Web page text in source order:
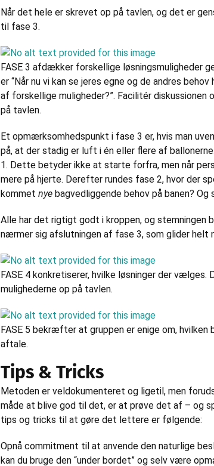
Når det hele er skrevet op på tavlen, og det er
til fase 3.
FASE 3 afdækker forskellige løsningsmuligheder
er “Når nu vi kan se jeres egne og de andres
af forskellige muligheder?”. Facilitér
på tavlen.
Et opmærksomhedspunkt i fase 3 er, hvis man
på, at der stadig er luft i én eller flere af
1. Dette betyder ikke at starte forfra, men når
mere på hjerte. Derefter rundes fase 2, hvor der
kommet nye bagvedliggende behov på banen?
Alle har det rigtigt godt i kroppen, og stemningen
nærmer sig afslutningen af fase 3, som glider helt
FASE 4 konkretiserer, hvilke løsninger der
mulighederne op på tavlen.
FASE 5 bekræfter at gruppen er enige om,
aftale.
Tips & Tricks
Metoden er veldokumenteret og ligetil, men
måde at blive god til det, er at prøve det af – og
tips og tricks til at gøre det lettere er følgende:
Opnå commitment til at anvende den naturlige
kan du bruge den “under bordet” og selv være